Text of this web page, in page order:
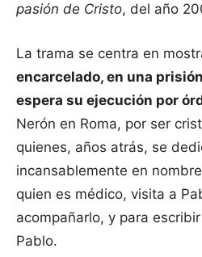
pasión de Cristo, del año
La trama se centra en
encarcelado, en una
espera su ejecución por
Nerón en Roma, por ser
quienes, años atrás, se
incansablemente en
quien es médico, visita a
acompañarlo, y para
Pablo.